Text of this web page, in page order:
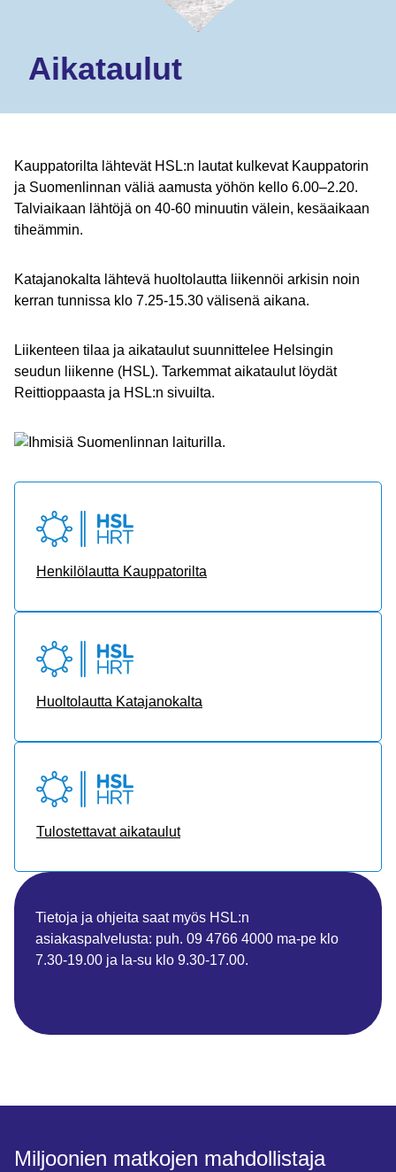
Aikataulut
Kauppatorilta lähtevät HSL:n lautat kulkevat Kauppatorin
ja Suomenlinnan väliä aamusta yöhön kello 6.00–2.20.
Talviaikaan lähtöjä on 40-60 minuutin välein, kesäaikaan
tiheämmin.
Katajanokalta lähtevä huoltolautta liikennöi arkisin noin
kerran tunnissa klo 7.25-15.30 välisenä aikana.
Liikenteen tilaa ja aikataulut suunnittelee Helsingin
seudun liikenne (HSL). Tarkemmat aikataulut löydät
Reittioppaasta ja HSL:n sivuilta.
Henkilölautta Kauppatorilta
Huoltolautta Katajanokalta
Tulostettavat aikataulut
Tietoja ja ohjeita saat myös HSL:n
asiakaspalvelusta: puh. 09 4766 4000 ma-pe klo
7.30-19.00 ja la-su klo 9.30-17.00.
Miljoonien matkojen mahdollistaja